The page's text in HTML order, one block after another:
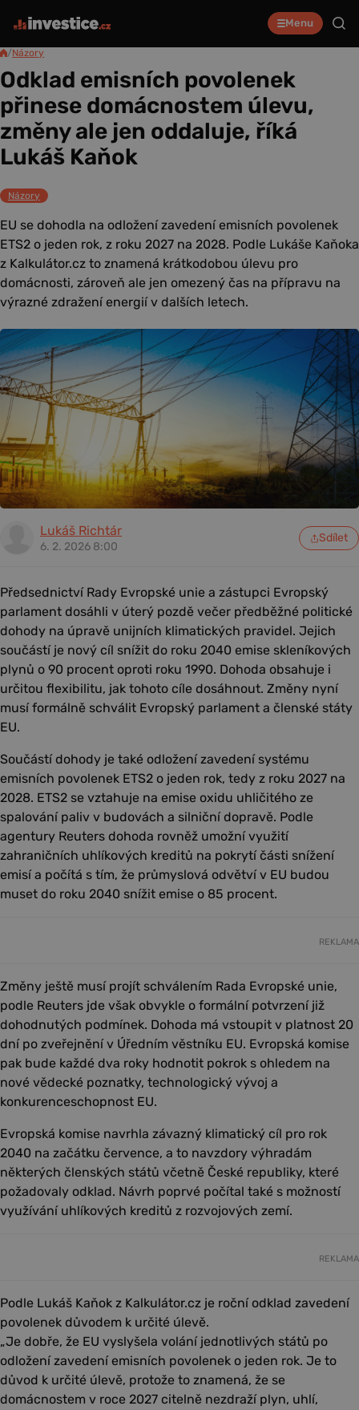
Menu
/Názory
Odklad emisních povolenek
přinese domácnostem úlevu,
změny ale jen oddaluje, říká
Lukáš Kaňok
Názory
EU se dohodla na odložení zavedení emisních povolenek
ETS2 o jeden rok, z roku 2027 na 2028. Podle Lukáše Kaňoka
z Kalkulátor.cz to znamená krátkodobou úlevu pro
domácnosti, zároveň ale jen omezený čas na přípravu na
výrazné zdražení energií v dalších letech.
Lukáš Richtár
6. 2. 2026 8:00
Sdílet
Předsednictví Rady Evropské unie a zástupci Evropský
parlament dosáhli v úterý pozdě večer předběžné politické
dohody na úpravě unijních klimatických pravidel. Jejich
součástí je nový cíl snížit do roku 2040 emise skleníkových
plynů o 90 procent oproti roku 1990. Dohoda obsahuje i
určitou flexibilitu, jak tohoto cíle dosáhnout. Změny nyní
musí formálně schválit Evropský parlament a členské státy
EU.
Součástí dohody je také odložení zavedení systému
emisních povolenek ETS2 o jeden rok, tedy z roku 2027 na
2028. ETS2 se vztahuje na emise oxidu uhličitého ze
spalování paliv v budovách a silniční dopravě. Podle
agentury Reuters dohoda rovněž umožní využití
zahraničních uhlíkových kreditů na pokrytí části snížení
emisí a počítá s tím, že průmyslová odvětví v EU budou
muset do roku 2040 snížit emise o 85 procent.
REKLAMA
Změny ještě musí projít schválením Rada Evropské unie,
podle Reuters jde však obvykle o formální potvrzení již
dohodnutých podmínek. Dohoda má vstoupit v platnost 20
dní po zveřejnění v Úředním věstníku EU. Evropská komise
pak bude každé dva roky hodnotit pokrok s ohledem na
nové vědecké poznatky, technologický vývoj a
konkurenceschopnost EU.
Evropská komise navrhla závazný klimatický cíl pro rok
2040 na začátku července, a to navzdory výhradám
některých členských států včetně České republiky, které
požadovaly odklad. Návrh poprvé počítal také s možností
využívání uhlíkových kreditů z rozvojových zemí.
REKLAMA
Podle Lukáš Kaňok z Kalkulátor.cz je roční odklad zavedení
povolenek důvodem k určité úlevě.
„Je dobře, že EU vyslyšela volání jednotlivých států po
odložení zavedení emisních povolenek o jeden rok. Je to
důvod k určité úlevě, protože to znamená, že se
domácnostem v roce 2027 citelně nezdraží plyn, uhlí,